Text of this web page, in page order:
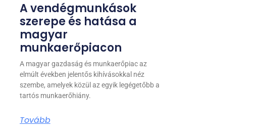
A vendégmunkások
szerepe és hatása a
magyar
munkaerőpiacon
A magyar gazdaság és munkaerőpiac az
elmúlt években jelentős kihívásokkal néz
szembe, amelyek közül az egyik legégetőbb a
tartós munkaerőhiány.
Tovább